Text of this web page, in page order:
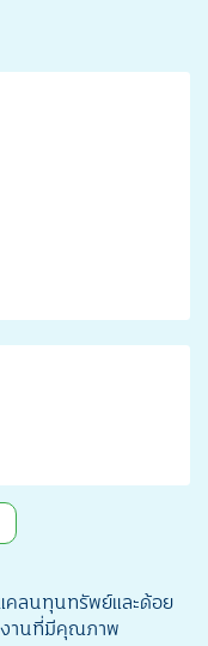
คลนทุนทรัพย์และด้อย
งานที่มีคุณภาพ